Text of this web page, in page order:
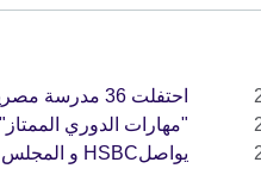
احتفلت 36 مدرسة مصرية بالحصول على جائزة المدرسة الدولية
"مهارات الدوري
يواصلHSBC و المجلس الثقافي البريطاني تطوير مهارات الشباب